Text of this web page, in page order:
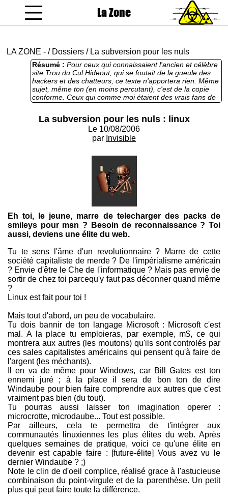
La Zone
LA ZONE - / Dossiers / La subversion pour les nuls
Résumé : Pour ceux qui connaissaient l'ancien et célèbre
site Trou du Cul Hideout, qui se foutait de la gueule des
hackers et des chatteurs, ce texte n'apportera rien. Même
sujet, même ton (en moins percutant), c'est de la copie
conforme. Ceux qui comme moi étaient des vrais fans de
ce site seront agacés par des redites flagrantes, et un ton
modéremment.
La subversion pour les nuls : linux
Le 10/08/2006
par Invisible
Eh toi, le jeune, marre de telecharger des packs de
smileys pour msn ? Besoin de reconnaissance ? Toi
aussi, deviens une élite du web.
Tu te sens l'âme d'un revolutionnaire ? Marre de cette
société capitaliste de merde ? De l'impérialisme américain
? Envie d'être le Che de l'informatique ? Mais pas envie de
sortir de chez toi parcequ'y faut pas déconner quand même
?
Linux est fait pour toi !
Mais tout d'abord, un peu de vocabulaire.
Tu dois bannir de ton langage Microsoft : Microsoft c'est
mal. A la place tu emploieras, par exemple, m$, ce qui
montrera aux autres (les moutons) qu'ils sont controlés par
ces sales capitalistes américains qui pensent qu'à faire de
l'argent (les méchants).
Il en va de même pour Windows, car Bill Gates est ton
ennemi juré ; à la place il sera de bon ton de dire
Windaube pour bien faire comprendre aux autres que c'est
vraiment pas bien (du tout).
Tu pourras aussi laisser ton imagination operer :
microcrotte, microdaube... Tout est possible.
Par ailleurs, cela te permettra de t'intégrer aux
communautés linuxiennes les plus élites du web. Après
quelques semaines de pratique, voici ce qu'une élite en
devenir est capable faire : [future-élite] Vous avez vu le
dernier Windaube ? ;)
Note le clin de d'oeil complice, réalisé grace à l'astucieuse
combinaison du point-virgule et de la parenthèse. Un petit
plus qui peut faire toute la différence.